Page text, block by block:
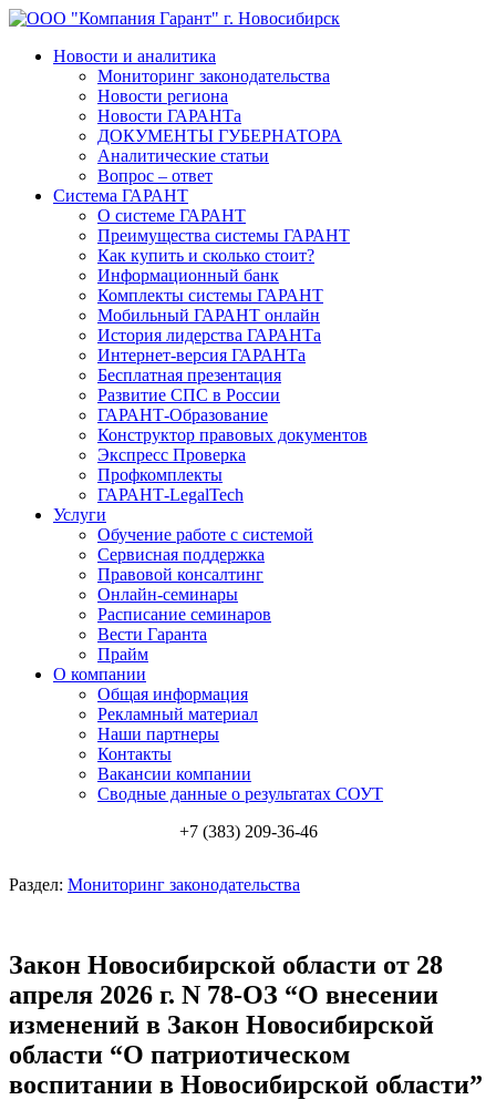
Новости и аналитика
Мониторинг законодательства
Новости региона
Новости ГАРАНТа
ДОКУМЕНТЫ ГУБЕРНАТОРА
Аналитические статьи
Вопрос – ответ
Система ГАРАНТ
О системе ГАРАНТ
Преимущества системы ГАРАНТ
Как купить и сколько стоит?
Информационный банк
Комплекты системы ГАРАНТ
Мобильный ГАРАНТ онлайн
История лидерства ГАРАНТа
Интернет-версия ГАРАНТа
Бесплатная презентация
Развитие СПС в России
ГАРАНТ-Образование
Конструктор правовых документов
Экспресс Проверка
Профкомплекты
ГАРАНТ-LegalTech
Услуги
Обучение работе с системой
Сервисная поддержка
Правовой консалтинг
Онлайн-семинары
Расписание семинаров
Вести Гаранта
Прайм
О компании
Общая информация
Рекламный материал
Наши партнеры
Контакты
Вакансии компании
Сводные данные о результатах СОУТ
+7 (383) 209-36-46
Раздел: Мониторинг законодательства
Закон Новосибирской области от 28
апреля 2026 г. N 78-ОЗ “О внесении
изменений в Закон Новосибирской
области “О патриотическом
воспитании в Новосибирской области”